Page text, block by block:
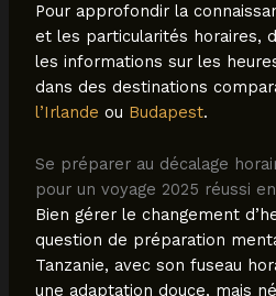
Pour approfondir la
et les particularités horaires,
les informations sur les
dans des destinations
l’Irlande ou Budapest.
Se préparer au décalage
pour un voyage 2025 réussi
Bien gérer le changement
question de préparation
Tanzanie, avec son fuseau
une adaptation douce, mais